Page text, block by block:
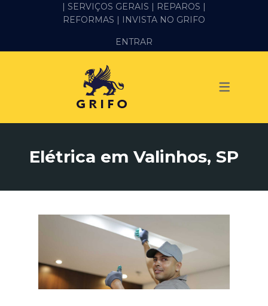
ALVENARIA E PEDREIRO
IMPERMEABILIZAÇÃO
REFORMA
| SERVIÇOS GERAIS | REPAROS |
REFORMAS | INVISTA NO GRIFO
ENTRAR
Elétrica em Valinhos, SP